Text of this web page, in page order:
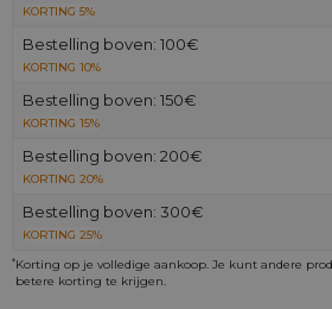
KORTING 5%
Bestelling boven: 100€
KORTING 10%
Bestelling boven: 150€
KORTING 15%
Bestelling boven: 200€
KORTING 20%
Bestelling boven: 300€
KORTING 25%
*Korting op je volledige aankoop. Je kunt andere
betere korting te krijgen.